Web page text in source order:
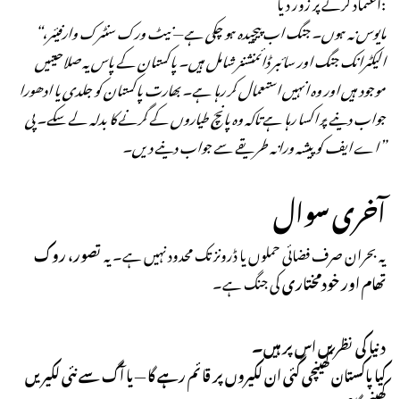
“مایوس نہ ہوں۔ جنگ اب پیچیدہ ہو چکی ہے — نیٹ ورک سنٹرک وارفیئر،
الیکٹرانک جنگ اور سائبر ڈائمنشنز شامل ہیں۔ پاکستان کے پاس یہ صلاحیتیں
موجود ہیں اور وہ انہیں استعمال کر رہا ہے۔ بھارت پاکستان کو جلدی یا ادھورا
جواب دینے پر اکسا رہا ہے تاکہ وہ پانچ طیاروں کے گرنے کا بدلہ لے سکے۔ پی
اے ایف کو پیشہ ورانہ طریقے سے جواب دینے دیں۔”
آخری سوال
یہ بحران صرف فضائی حملوں یا ڈرونز تک محدود نہیں ہے۔ یہتصور، روک
تھام اور خودمختاریکی جنگ ہے۔
دنیا کی نظریں اس پر ہیں۔
کیا پاکستان کھینچی گئی ان لکیروں پر قائم رہے گا — یا آگ سے نئی لکیریں